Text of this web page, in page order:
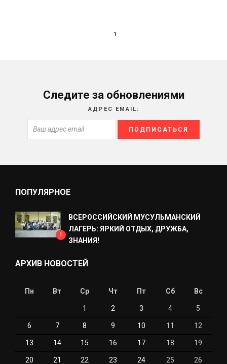
1
Следите за обновлениями
АДРЕС EMAIL:
ПОПУЛЯРНОЕ
1
ВСЕРОССИЙСКИЙ МУСУЛЬМАНСКИЙ
ЛАГЕРЬ: ЯРКИЙ ОТДЫХ, ДРУЖБА,
ЗНАНИЯ!
АРХИВ НОВОСТЕЙ
Пн Вт Ср Чт Пт Сб Вс
1 2 3 4 5
6 7 8 9 10 11 12
13 14 15 16 17 18 19
20 21 22 23 24 25 26